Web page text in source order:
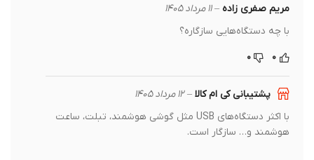
مریم صفری زاده – ۱۱ مرداد ۱۴۰۵
با چه دستگاه‌هایی سازگاره؟
پشتیبانی کی ام کالا– ۱۲ مرداد ۱۴۰۵
با اکثر دستگاه‌های USB مثل گوشی هوشمند، تبلت، ساعت
هوشمند و… سازگار است.